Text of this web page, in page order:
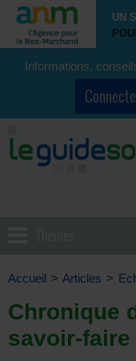
UN
Informations,
Accueil > Articles >
Chronique
savoir-